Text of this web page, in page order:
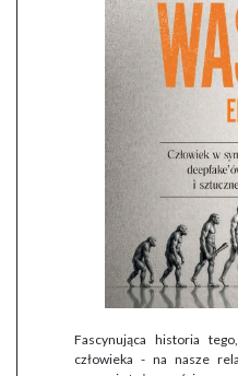
Fascynująca historia
człowieka - na nasze